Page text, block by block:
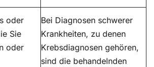
oder
Sie
oder
Bei Diagnosen schwerer
Krankheiten, zu denen
Krebsdiagnosen gehören,
sind die behandelnden